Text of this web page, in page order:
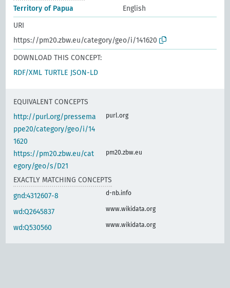
Territory of Papua
English
URI
https://pm20.zbw.eu/category/geo/i/141620
DOWNLOAD THIS CONCEPT:
RDF/XML TURTLE JSON-LD
EQUIVALENT CONCEPTS
http://purl.org/pressema
ppe20/category/geo/i/14
1620
purl.org
https://pm20.zbw.eu/cat
egory/geo/s/D21
pm20.zbw.eu
EXACTLY MATCHING CONCEPTS
gnd:4312607-8
d-nb.info
wd:Q2645837 www.wikidata.org
wd:Q530560 www.wikidata.org